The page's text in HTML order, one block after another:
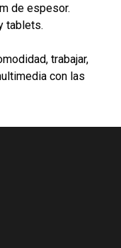
de espesor.
tablets.
trabajar,
con las